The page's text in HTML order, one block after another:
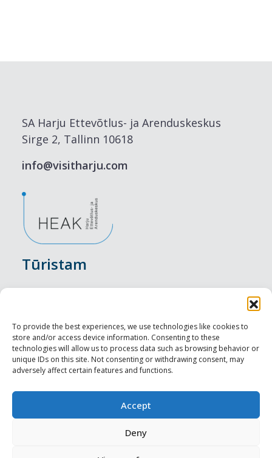
To provide the best experiences, we use technologies like cookies to
store and/or access device information. Consenting to these
technologies will allow us to process data such as browsing behavior or
unique IDs on this site. Not consenting or withdrawing consent, may
adversely affect certain features and functions.
Accept
Deny
SA Harju Ettevõtlus- ja Arenduskeskus
Sirge 2, Tallinn 10618
info@visitharju.com
Tūristam
Nakšņošana
Vietas maltītei
Apskates objekti
Profesionāliem